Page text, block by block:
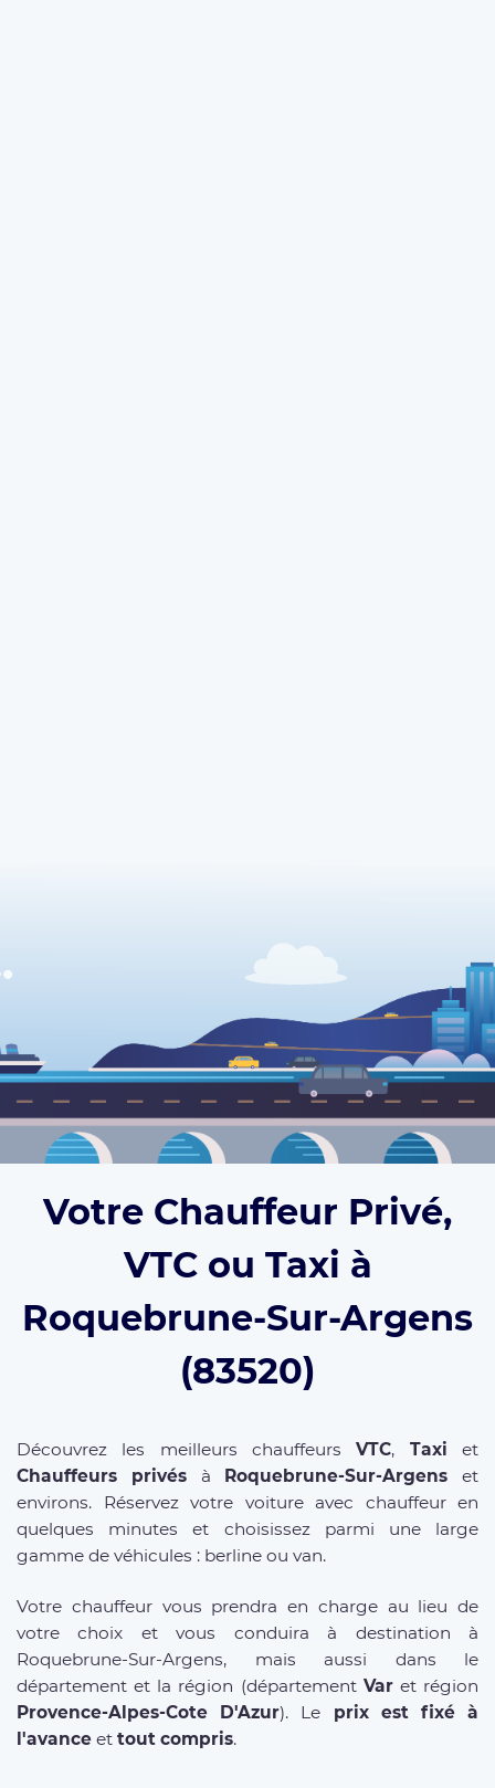
Votre Chauffeur Privé,
VTC ou Taxi à
Roquebrune-Sur-Argens
(83520)
Découvrez les meilleurs chauffeursVTC, Taxi et
Chauffeurs privésà Roquebrune-Sur-Argens et
environs. Réservez votre voiture avec chauffeur en
quelques minutes et choisissez parmi une large
gamme de véhicules : berline ou van.
Votre chauffeur vous prendra en charge au lieu de
votre choix et vous conduira à destination à
Roquebrune-Sur-Argens, mais aussi dans le
département et la région (département Varet région
Provence-Alpes-Cote D'Azur). Le prix est fixé à
l'avance et tout compris.